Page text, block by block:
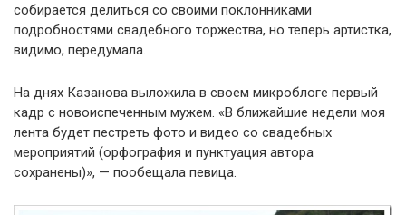
собирается делиться со своими поклонниками
подробностями свадебного торжества, но теперь артистка,
видимо, передумала.
На днях Казанова выложила в своем микроблоге первый
кадр с новоиспеченным мужем. «В ближайшие недели моя
лента будет пестреть фото и видео со свадебных
мероприятий (орфография и пунктуация автора
сохранены)», — пообещала певица.